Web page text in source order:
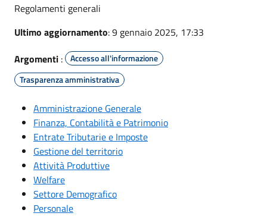
Regolamenti generali
Ultimo aggiornamento: 9 gennaio 2025, 17:33
Argomenti :
Accesso all'informazione
Trasparenza amministrativa
Amministrazione Generale
Finanza, Contabilità e Patrimonio
Entrate Tributarie e Imposte
Gestione del territorio
Attività Produttive
Welfare
Settore Demografico
Personale